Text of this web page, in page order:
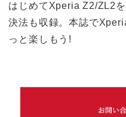
はじめてXperia Z2/ZL2
決法も収録。本誌で
っと楽しもう!